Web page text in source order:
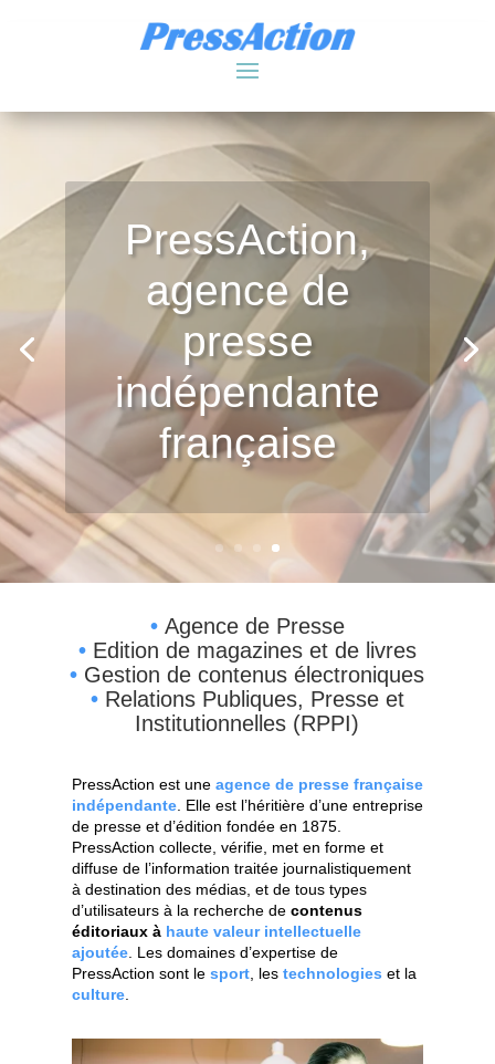
PressAction,
agence de
presse
indépendante
française
• Agence de Presse
•Edition de magazines et de livres
• Gestion de contenus électroniques
• Relations Publiques, Presse et
Institutionnelles (RPPI)
PressAction est une agence de presse française
indépendante. Elle est l’héritière d’une entreprise
de presse et d’édition fondée en 1875.
PressAction collecte, vérifie, met en forme et
diffuse de l’information traitée journalistiquement
à destination des médias, et de tous types
d’utilisateurs à la recherche de contenus
éditoriaux à haute valeur intellectuelle
ajoutée. Les domaines d’expertise de
PressAction sont le sport, les technologies et la
culture.